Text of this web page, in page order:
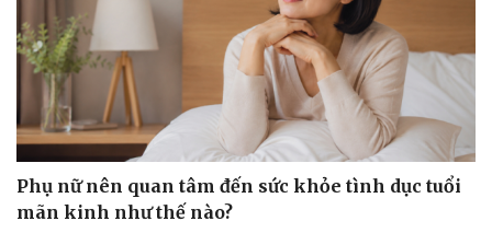
Phụ nữ nên quan tâm đến sức khỏe tình dục tuổi
mãn kinh như thế nào?